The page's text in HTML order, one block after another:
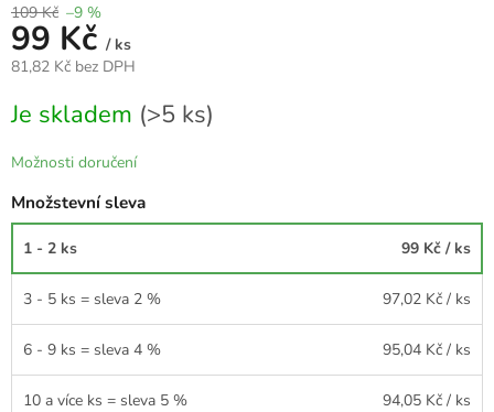
109 Kč –9 %
99 Kč / ks
81,82 Kč bez DPH
cena:
Je skladem (>5 ks)
Možnosti doručení
Množstevní sleva
1 - 2 ks 99 Kč / ks
3 - 5 ks = sleva 2 % 97,02 Kč / ks
6 - 9 ks = sleva 4 % 95,04 Kč / ks
10 a více ks = sleva 5 % 94,05 Kč / ks